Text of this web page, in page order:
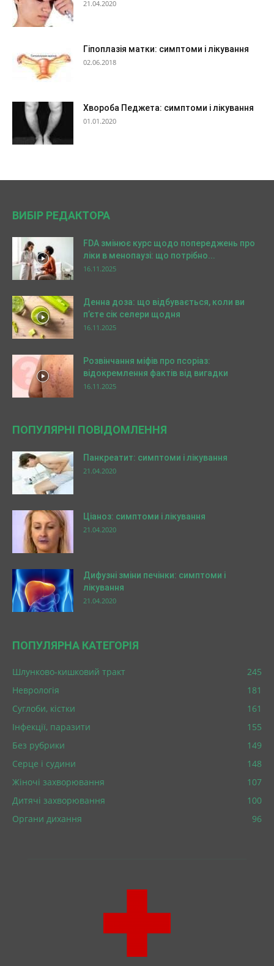
21.04.2020
Гіпоплазія матки: симптоми і лікування
02.06.2018
Хвороба Педжета: симптоми і лікування
01.01.2020
ВИБІР РЕДАКТОРА
FDA змінює курс щодо попереджень про
ліки в менопаузі: що потрібно...
16.11.2025
Денна доза: що відбувається, коли ви
п’єте сік селери щодня
16.11.2025
Розвінчання міфів про псоріаз:
відокремлення фактів від вигадки
16.11.2025
ПОПУЛЯРНІ ПОВІДОМЛЕННЯ
Панкреатит: симптоми і лікування
21.04.2020
Ціаноз: симптоми і лікування
21.04.2020
Дифузні зміни печінки: симптоми і
лікування
21.04.2020
ПОПУЛЯРНА КАТЕГОРІЯ
Шлунково-кишковий тракт
245
Неврологія
181
Суглоби, кістки
161
Інфекції, паразити
155
Без рубрики
149
Серце і судини
148
Жіночі захворювання
107
Дитячі захворювання
100
Органи дихання
96